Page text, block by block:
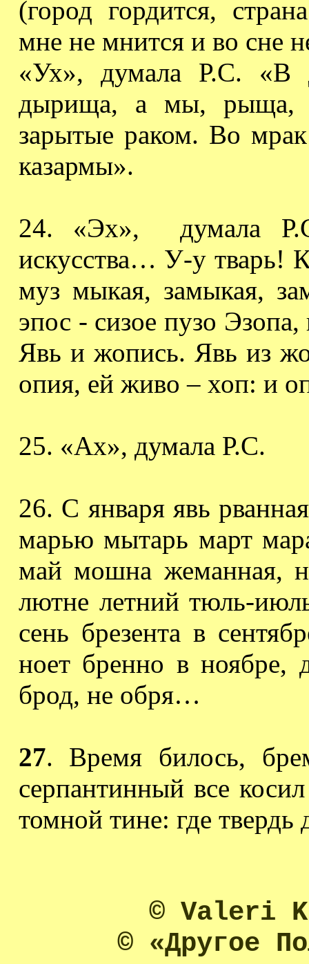
(город гордится,
мне не мнится и во сне
«Ух», думала Р.С.
дырища, а мы, рыща,
зарытые раком. Во
казармы».
24. «Эх»,
думала
искусства… У-у тварь!
муз мыкая, замыкая,
эпос - сизое пузо
Явь и жопись. Явь из
опия, ей живо – хоп: и
25. «Ах», думала Р.С.
26. С января явь
марью мытарь март
май мошна жеманная,
лютне летний тюль-
сень брезента в
ноет бренно в ноябре,
брод, не обря…
27. Время билось,
серпантинный все
томной тине: где твердь
© Valeri
© «Другое